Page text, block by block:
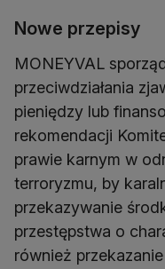
Nowe przepisy
MONEYVAL
przeciwdziałania
pieniędzy lub
rekomendacji
prawie karnym w
terroryzmu, by
przekazywanie
przestępstwa o
również